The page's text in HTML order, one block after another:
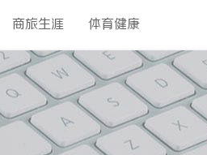
商旅生涯 体育健康